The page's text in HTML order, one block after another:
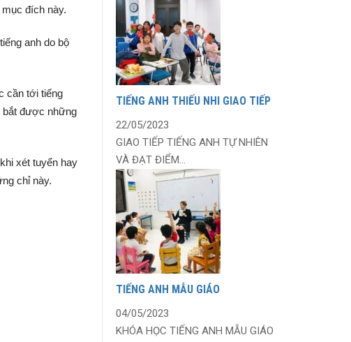
đích này.
anh do bộ
cần tới tiếng
bắt được những
xét tuyển hay
chỉ này.
TIẾNG ANH THIẾU NHI GIAO TIẾP
22/05/2023
GIAO TIẾP TIẾNG ANH TỰ NHIÊN
VÀ ĐẠT ĐIỂM...
TIẾNG ANH MẪU GIÁO
04/05/2023
KHÓA HỌC TIẾNG ANH MẪU GIÁO